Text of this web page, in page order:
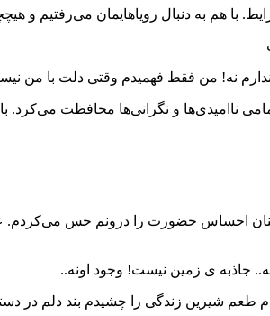
با هم به دنبال رویاهایمان می‌رفتیم و
نه! من فقط فهمیدم وقتی دلت با من
ناامیدی‌ها و نگرانی‌ها محافظت می‌کرد.
احساس حضورت را درونم حس می‌کردم.
جاذبه ی زمین نیست! وجود اونه..
طعم شیرین زندگی را چشیدم بند دلم در